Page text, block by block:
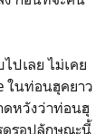
ปเลย ไม่เคย
ในท่อนฮุคยาว
หวังว่าท่อนฮุ
รอปลักษณะนี้